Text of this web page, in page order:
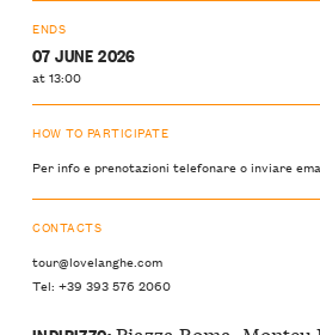
ENDS
07 JUNE 2026
at 13:00
HOW TO PARTICIPATE
Per info e prenotazioni telefonare o inviare
CONTACTS
tour@lovelanghe.com
Tel: +39 393 576 2060